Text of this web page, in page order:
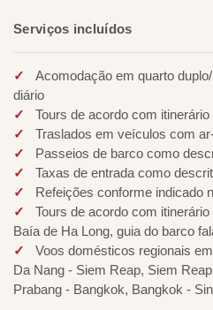
Serviços incluídos
Acomodação em quarto
diário
Tours de acordo com
Traslados em veículos com
Passeios de barco como
Taxas de entrada como
Refeições conforme indicado
Tours de acordo com
Baía de Ha Long, guia do barco
Voos domésticos regionais
Da Nang - Siem Reap, Siem
Prabang - Bangkok, Bangkok -